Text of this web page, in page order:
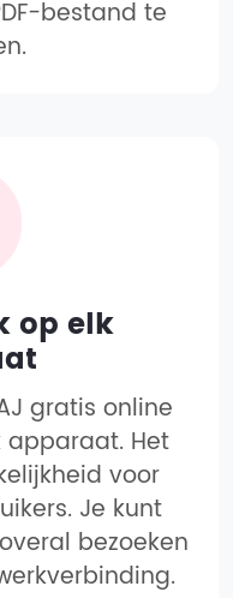
bestand te
op elk
gratis online
apparaat. Het
voor
Je kunt
bezoeken